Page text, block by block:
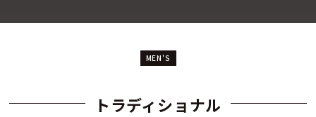
MEN'S
トラディショナル